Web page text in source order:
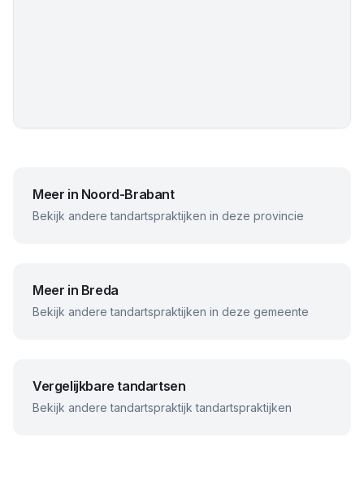
Meer in Noord-Brabant
Bekijk andere tandartspraktijken in deze provincie
Meer in Breda
Bekijk andere tandartspraktijken in deze gemeente
Vergelijkbare tandartsen
Bekijk anderetandartspraktijk tandartspraktijken